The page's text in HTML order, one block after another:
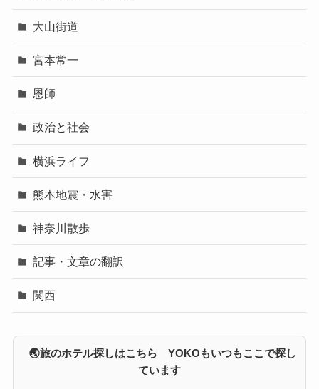
大山街道
宮本常一
恩師
政治と社会
横浜ライフ
熊本地震・水害
神奈川散歩
記事・文章の翻訳
関西
🌏旅のホテル探しはこちら YOKOもいつもここで探し
ています